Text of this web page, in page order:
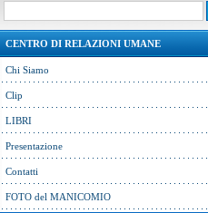
CENTRO DI RELAZIONI UMANE
Chi Siamo
Clip
LIBRI
Presentazione
Contatti
FOTO del MANICOMIO